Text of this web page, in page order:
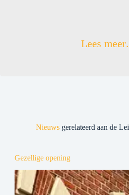
Lees
Nieuws gerelateerd aan de
Gezellige opening